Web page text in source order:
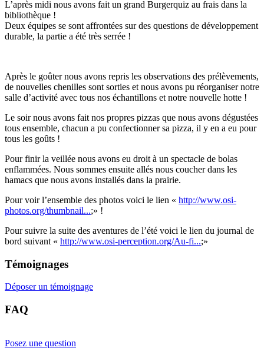
L’après midi nous avons fait un grand Burgerquiz au frais dans la
bibliothèque !
Deux équipes se sont affrontées sur des questions de développement
durable, la partie a été très serrée !
Après le goûter nous avons repris les observations des prélèvements,
de nouvelles chenilles sont sorties et nous avons pu réorganiser notre
salle d’activité avec tous nos échantillons et notre nouvelle hotte !
Le soir nous avons fait nos propres pizzas que nous avons dégustées
tous ensemble, chacun a pu confectionner sa pizza, il y en a eu pour
tous les goûts !
Pour finir la veillée nous avons eu droit à un spectacle de bolas
enflammées. Nous sommes ensuite allés nous coucher dans les
hamacs que nous avons installés dans la prairie.
Pour voir l’ensemble des photos voici le lien « http://www.osi-
photos.org/thumbnail...;» !
Pour suivre la suite des aventures de l’été voici le lien du journal de
bord suivant « http://www.osi-perception.org/Au-fi...;»
Témoignages
Déposer un témoignage
FAQ
Posez une question